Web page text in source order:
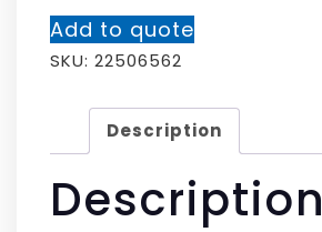
Add to quote
SKU: 22506562
Description
Description